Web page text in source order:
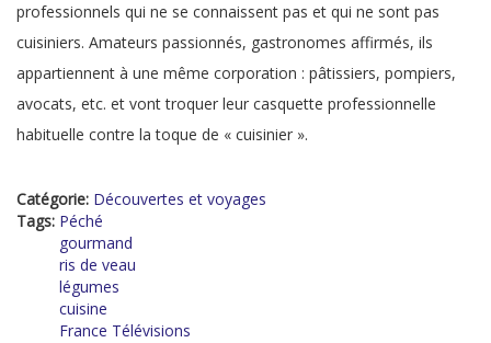
professionnels qui ne se connaissent pas et qui ne sont pas
cuisiniers. Amateurs passionnés, gastronomes affirmés, ils
appartiennent à une même corporation : pâtissiers, pompiers,
avocats, etc. et vont troquer leur casquette professionnelle
habituelle contre la toque de « cuisinier ».
Catégorie: Découvertes et voyages
Tags: Péché
gourmand
ris de veau
légumes
cuisine
France Télévisions